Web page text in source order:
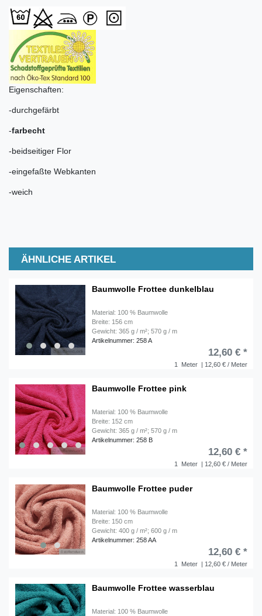
Eigenschaften:
-durchgefärbt
-farbecht
-beidseitiger Flor
-eingefaßte Webkanten
-weich
ÄHNLICHE ARTIKEL
Baumwolle Frottee dunkelblau
Material: 100 % Baumwolle
Breite: 156 cm
Gewicht: 365 g / m²; 570 g / m
Artikelnummer: 258 A
1 Meter | 12,60 € / Meter
12,60 € *
Baumwolle Frottee pink
Material: 100 % Baumwolle
Breite: 152 cm
Gewicht: 365 g / m²; 570 g / m
Artikelnummer: 258 B
1 Meter | 12,60 € / Meter
12,60 € *
Baumwolle Frottee puder
Material: 100 % Baumwolle
Breite: 150 cm
Gewicht: 400 g / m²; 600 g / m
Artikelnummer: 258 AA
1 Meter | 12,60 € / Meter
12,60 € *
Baumwolle Frottee wasserblau
Material: 100 % Baumwolle